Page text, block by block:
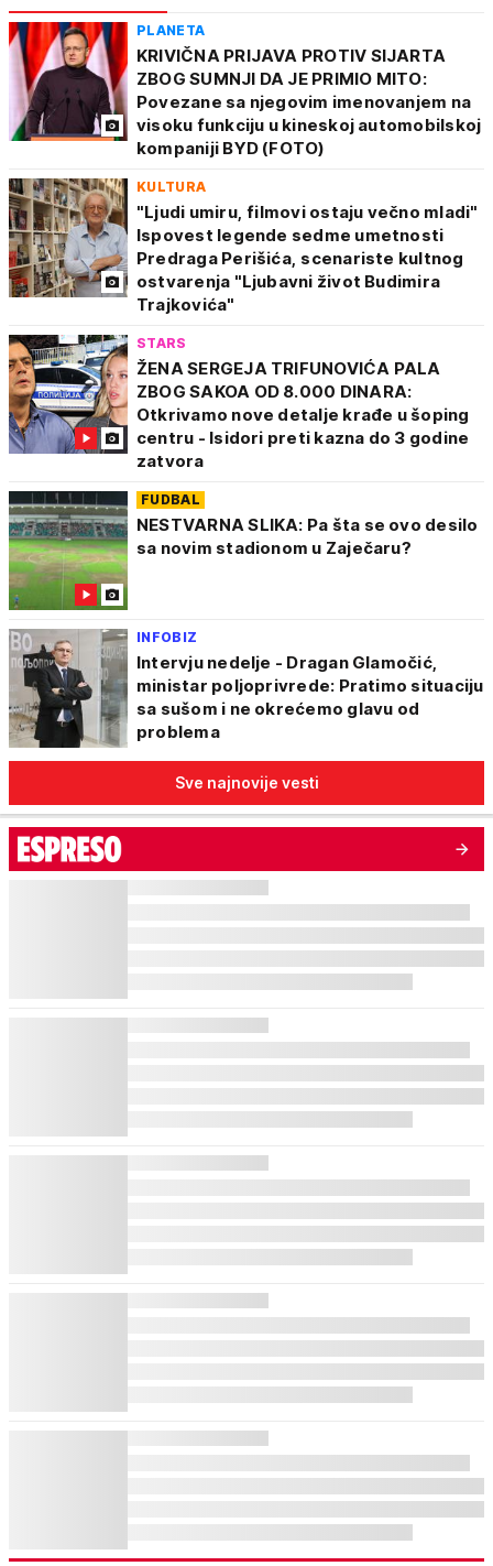
PLANETA
KRIVIČNA PRIJAVA PROTIV SIJARTA
ZBOG SUMNJI DA JE PRIMIO MITO:
Povezane sa njegovim imenovanjem na
visoku funkciju u kineskoj automobilskoj
kompaniji BYD (FOTO)
KULTURA
"Ljudi umiru, filmovi ostaju večno mladi"
Ispovest legende sedme umetnosti
Predraga Perišića, scenariste kultnog
ostvarenja "Ljubavni život Budimira
Trajkovića"
STARS
ŽENA SERGEJA TRIFUNOVIĆA PALA
ZBOG SAKOA OD 8.000 DINARA:
Otkrivamo nove detalje krađe u šoping
centru - Isidori preti kazna do 3 godine
zatvora
FUDBAL
NESTVARNA SLIKA: Pa šta se ovo desilo
sa novim stadionom u Zaječaru?
INFOBIZ
Intervju nedelje - Dragan Glamočić,
ministar poljoprivrede: Pratimo situaciju
sa sušom i ne okrećemo glavu od
problema
Sve najnovije vesti